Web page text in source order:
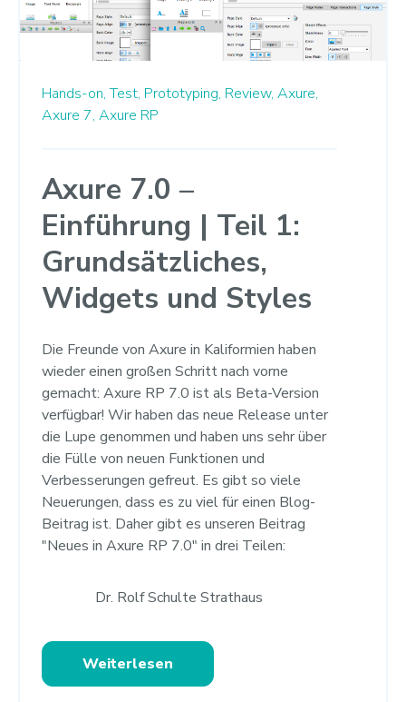
Hands-on, Test, Prototyping, Review, Axure,
Axure 7, Axure RP
Axure 7.0 –
Einführung | Teil 1:
Grundsätzliches,
Widgets und Styles
Die Freunde von Axure in Kaliformien haben
wieder einen großen Schritt nach vorne
gemacht: Axure RP 7.0 ist als Beta-Version
verfügbar! Wir haben das neue Release unter
die Lupe genommen und haben uns sehr über
die Fülle von neuen Funktionen und
Verbesserungen gefreut. Es gibt so viele
Neuerungen, dass es zu viel für einen Blog-
Beitrag ist. Daher gibt es unseren Beitrag
"Neues in Axure RP 7.0" in drei Teilen:
Dr. Rolf Schulte Strathaus
Weiterlesen